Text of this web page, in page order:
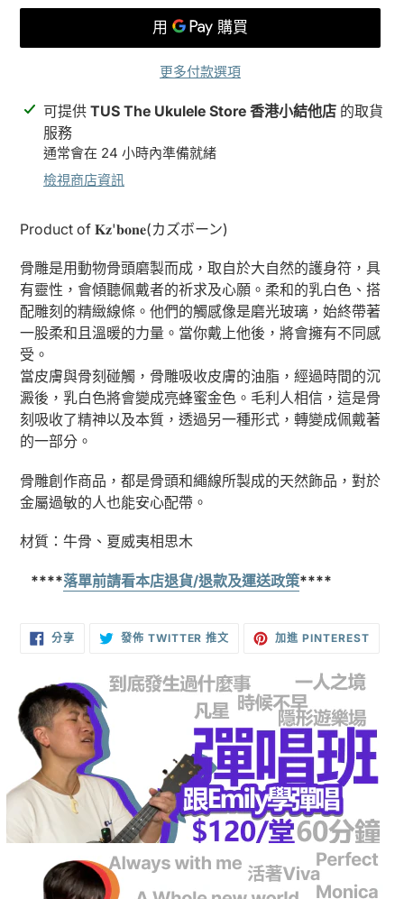
更多付款選項
正
入
您
的
購
車
可提供 TUS The Ukulele Store 香港小結他店 的取貨
服務
通常會在 24 小時內準備就緒
檢視商店資訊
Product of 𝐊𝐳'𝐛𝐨𝐧𝐞(カズボーン)
骨雕是用動物骨頭磨製而成，取自於大自然的護身符，具
有靈性，會傾聽佩戴者的祈求及心願。柔和的乳白色、搭
配雕刻的精緻線條。他們的觸感像是磨光玻璃，始終帶著
一股柔和且溫暖的力量。當你戴上他後，將會擁有不同感
受。
當皮膚與骨刻碰觸，骨雕吸收皮膚的油脂，經過時間的沉
澱後，乳白色將會變成亮蜂蜜金色。毛利人相信，這是骨
刻吸收了精神以及本質，透過另一種形式，轉變成佩戴著
的一部分。
骨雕創作商品，都是骨頭和繩線所製成的天然飾品，對於
金屬過敏的人也能安心配帶。
材質：牛骨、夏威夷相思木
****落單前請看本店退貨/退款及運送政策****
分享分
享
發佈 TWITTER 推文
TWITTER
佈
推
文
加進 PINTEREST加